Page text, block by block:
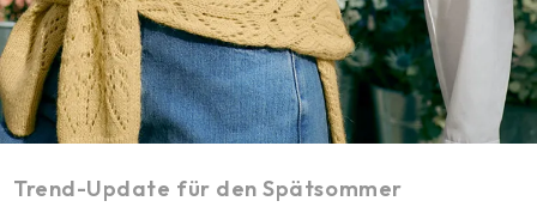
Trend-Update für den Spätsommer